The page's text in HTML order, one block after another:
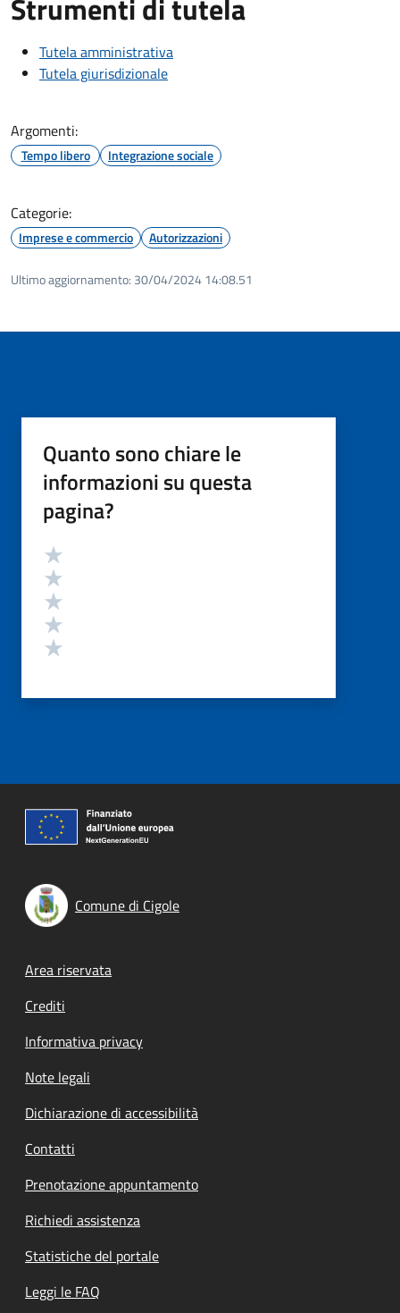
Tutela amministrativa
Tutela giurisdizionale
Argomenti:
Tempo libero Integrazione sociale
Categorie:
Imprese e commercio Autorizzazioni
Ultimo aggiornamento: 30/04/2024 14:08.51
Quanto sono chiare le
informazioni su questa
pagina?
Valutazione
Comune di Cigole
Footer menu
Area riservata
Crediti
Informativa privacy
Note legali
Dichiarazione di accessibilità
Contatti
Prenotazione appuntamento
Richiedi assistenza
Statistiche del portale
Leggi le FAQ